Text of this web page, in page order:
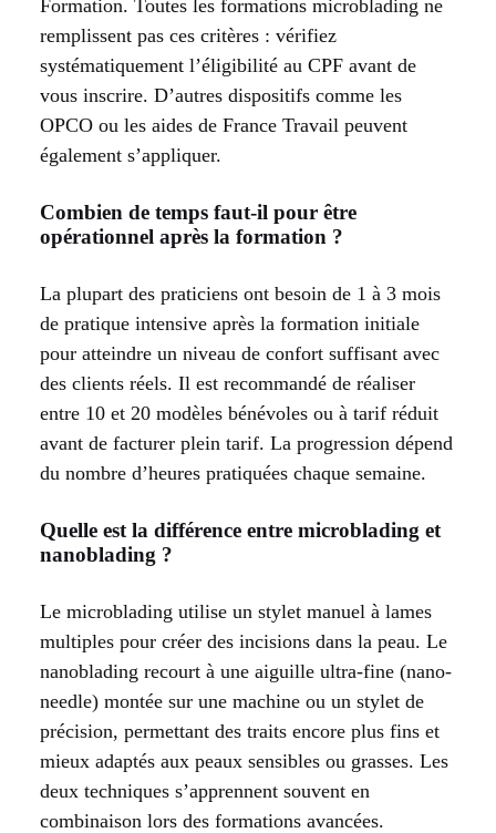
Formation. Toutes les formations microblading ne
remplissent pas ces critères : vérifiez
systématiquement l’éligibilité au CPF avant de
vous inscrire. D’autres dispositifs comme les
OPCO ou les aides de France Travail peuvent
également s’appliquer.
Combien de temps faut-il pour être
opérationnel après la formation ?
La plupart des praticiens ont besoin de 1 à 3 mois
de pratique intensive après la formation initiale
pour atteindre un niveau de confort suffisant avec
des clients réels. Il est recommandé de réaliser
entre 10 et 20 modèles bénévoles ou à tarif réduit
avant de facturer plein tarif. La progression dépend
du nombre d’heures pratiquées chaque semaine.
Quelle est la différence entre microblading et
nanoblading ?
Le microblading utilise un stylet manuel à lames
multiples pour créer des incisions dans la peau. Le
nanoblading recourt à une aiguille ultra-fine (nano-
needle) montée sur une machine ou un stylet de
précision, permettant des traits encore plus fins et
mieux adaptés aux peaux sensibles ou grasses. Les
deux techniques s’apprennent souvent en
combinaison lors des formations avancées.